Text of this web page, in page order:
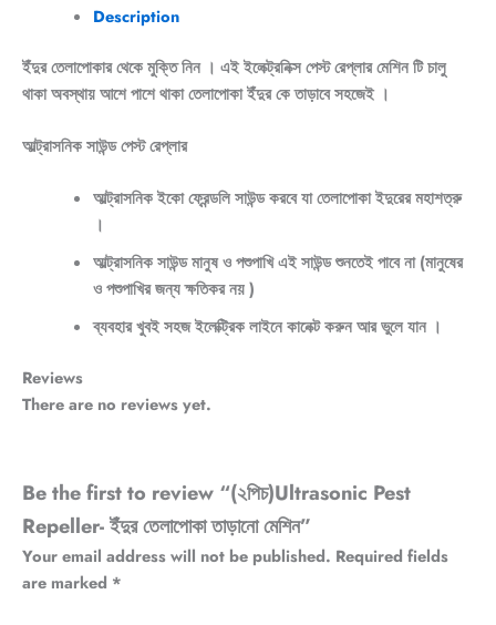
Description
ইঁদুর তেলাপোকার থেকে মুক্তি নিন । এই ইলেক্ট্রনিক্স পেস্ট রেপ্লার মেশিন টি চালু
থাকা অবস্থায় আশে পাশে থাকা তেলাপোকা ইঁদুর কে তাড়াবে সহজেই ।
আল্ট্রাসনিক সাউন্ড পেস্ট রেপ্লার
আল্ট্রাসনিক ইকো ফ্রেন্ডলি সাউন্ড করবে যা তেলাপোকা ইদুরের মহাশত্রু
।
আল্ট্রাসনিক সাউন্ড মানুষ ও পশুপাখি এই সাউন্ড শুনতেই পাবে না (মানুষের
ও পশুপাখির জন্য ক্ষতিকর নয় )
ব্যবহার খুবই সহজ ইলেক্ট্রিক লাইনে কানেক্ট করুন আর ভুলে যান ।
Reviews
There are no reviews yet.
Be the first to review “(২পিচ)Ultrasonic Pest
Repeller- ইঁদুর তেলাপোকা তাড়ানো মেশিন”
Your email address will not be published. Required fields
are marked *